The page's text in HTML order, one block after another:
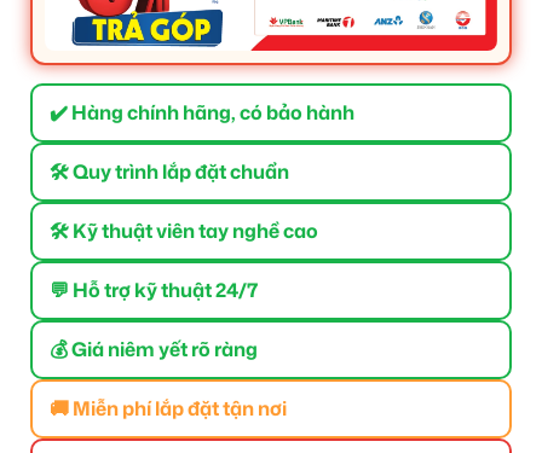
✔️ Hàng chính hãng, có bảo hành
🛠 Quy trình lắp đặt chuẩn
🛠 Kỹ thuật viên tay nghề cao
💬 Hỗ trợ kỹ thuật 24/7
💰 Giá niêm yết rõ ràng
🚚 Miễn phí lắp đặt tận nơi